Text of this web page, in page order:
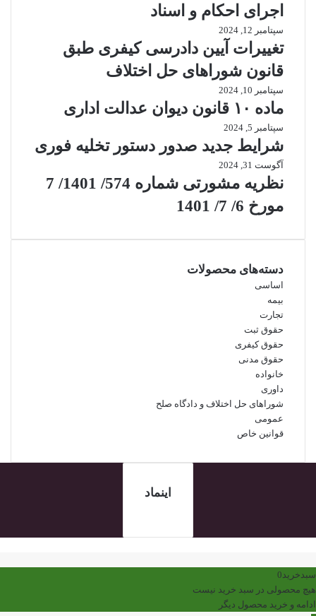
اجرای احکام و اسناد
سپتامبر 12, 2024
تغییرات آیین دادرسی کیفری طبق
قانون شوراهای حل اختلاف
سپتامبر 10, 2024
ماده ۱۰ قانون دیوان عدالت اداری
سپتامبر 5, 2024
شرایط جدید صدور دستور تخلیه فوری
آگوست 31, 2024
نظریه مشورتی شماره 574/ 1401/ 7
مورخ 6/ 7/ 1401
دسته‌های محصولات
اساسی
بیمه
تجارت
حقوق ثبت
حقوق کیفری
حقوق مدنی
خانواده
داوری
شوراهای حل اختلاف و دادگاه صلح
عمومی
قوانین خاص
اینماد
به
بالا
سبدخرید 0
هیچ محصولی در سبد خرید نیست
ادامه و خرید محصول دیگر